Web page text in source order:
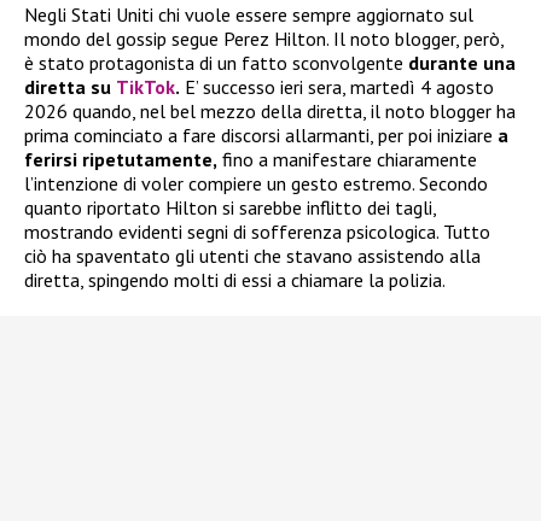
Negli Stati Uniti chi vuole essere sempre aggiornato sul
mondo del gossip segue Perez Hilton. Il noto blogger, però,
è stato protagonista di un fatto sconvolgente durante una
diretta su TikTok. E’ successo ieri sera, martedì 4 agosto
2026 quando, nel bel mezzo della diretta, il noto blogger ha
prima cominciato a fare discorsi allarmanti, per poi iniziare a
ferirsi ripetutamente, fino a manifestare chiaramente
l’intenzione di voler compiere un gesto estremo. Secondo
quanto riportato Hilton si sarebbe inflitto dei tagli,
mostrando evidenti segni di sofferenza psicologica. Tutto
ciò ha spaventato gli utenti che stavano assistendo alla
diretta, spingendo molti di essi a chiamare la polizia.